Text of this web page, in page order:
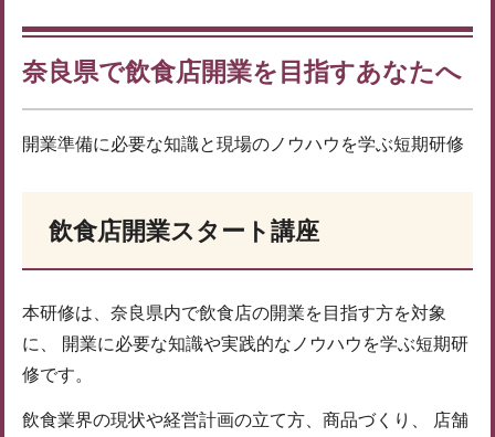
奈良県で飲食店開業を目指すあなたへ
開業準備に必要な知識と現場のノウハウを学ぶ短期研修
飲食店開業スタート講座
本研修は、奈良県内で飲食店の開業を目指す方を対象
に、 開業に必要な知識や実践的なノウハウを学ぶ短期研
修です。
飲食業界の現状や経営計画の立て方、商品づくり、 店舗